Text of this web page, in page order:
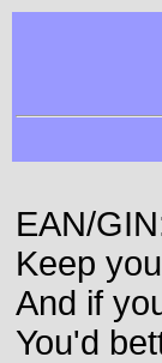
EAN/
Keep
And if
You'd